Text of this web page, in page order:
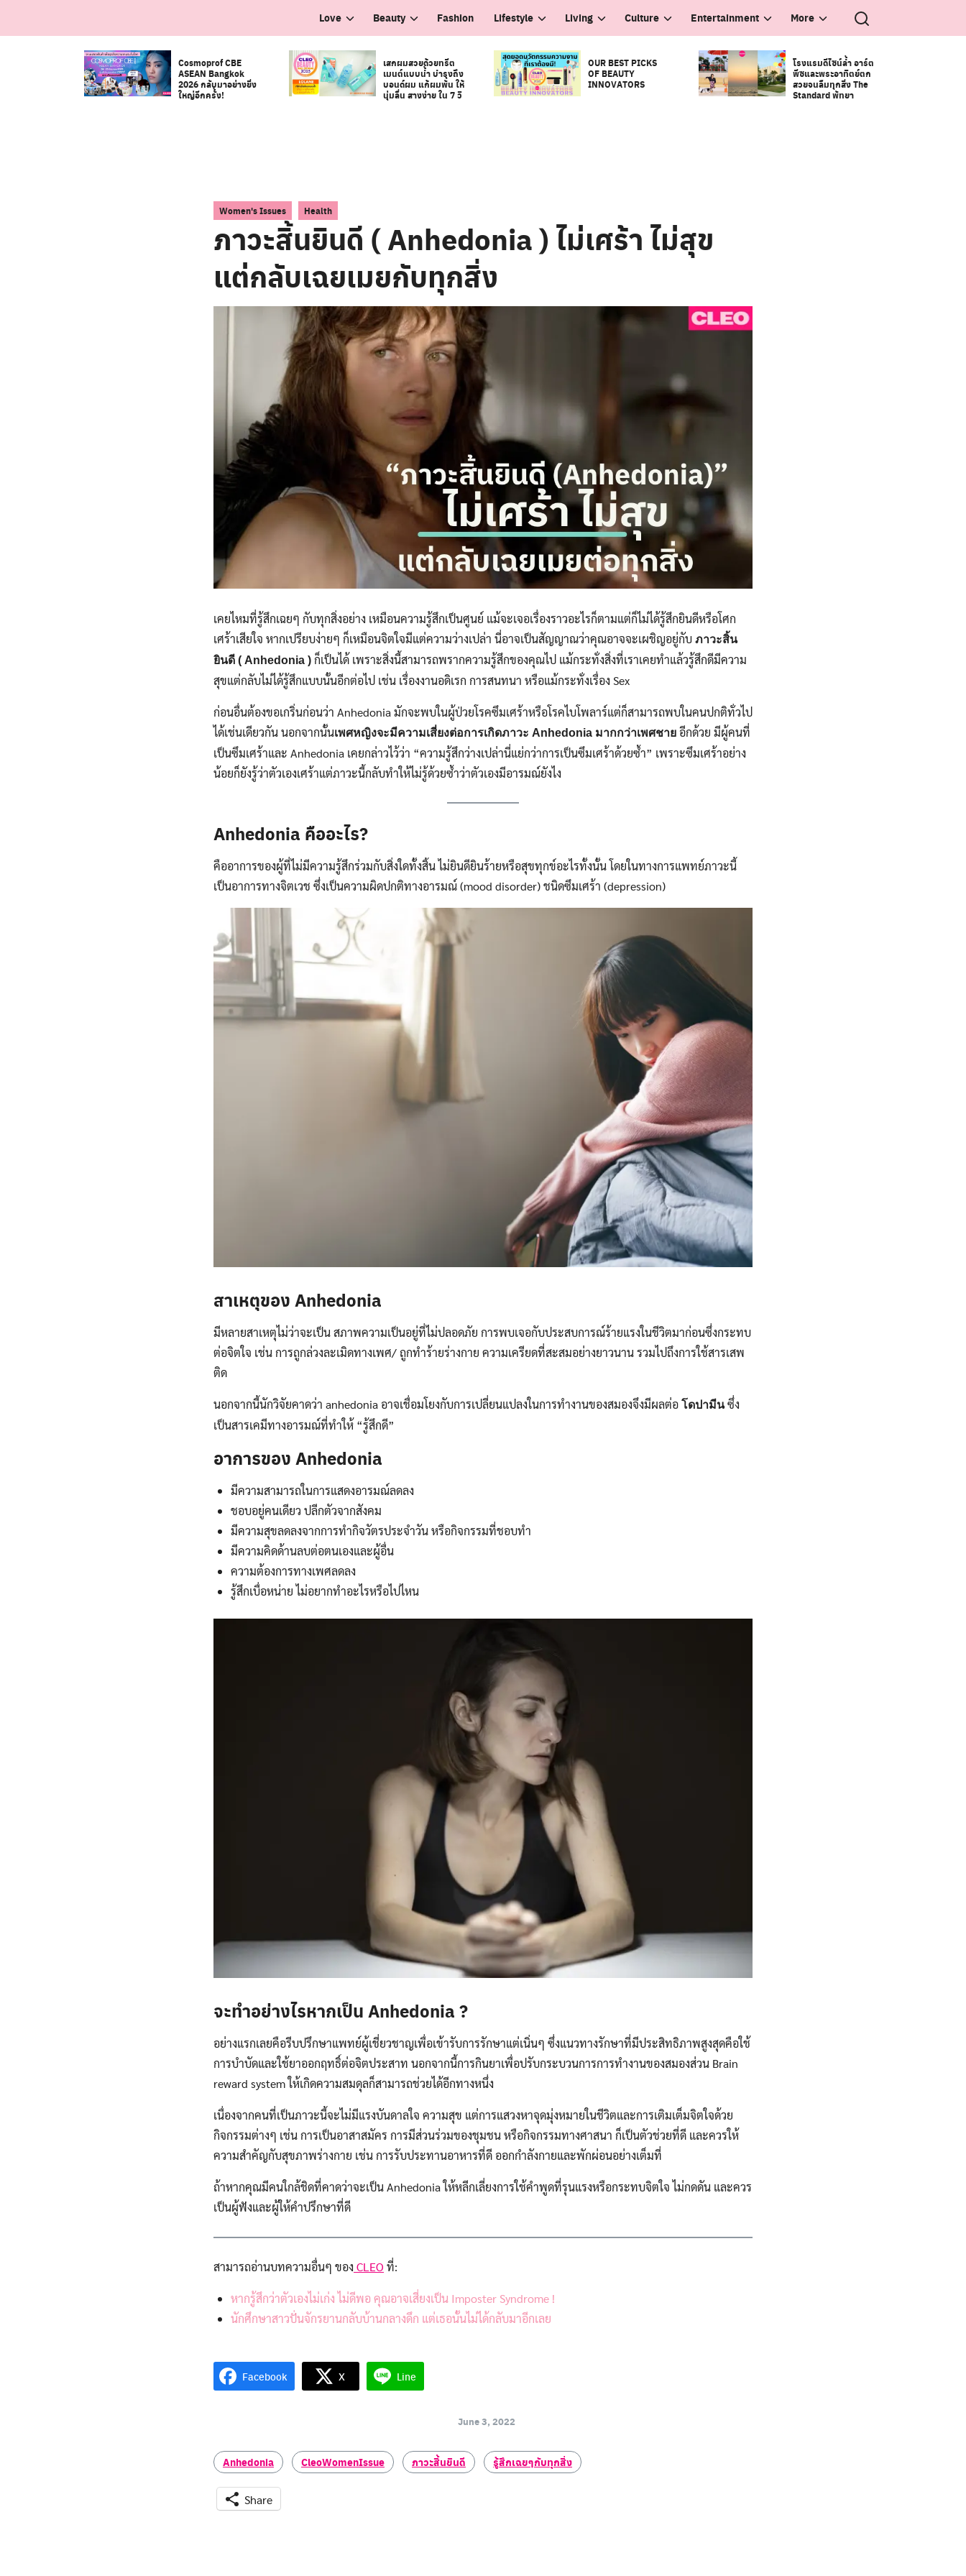
Love Beauty Fashion Lifestyle Living Culture Entertainment More
Search
Cosmoprof CBE
ASEAN Bangkok
2026 กลับมาอย่างยิ่ง
ใหญ่อีกครั้ง!
เสกผมสวยด้วยทรีต
เมนต์แบบน้ำ บำรุงถึง
บอนด์ผม แก้ผมพัน ให้
นุ่มลื่น สางง่าย ใน 7 วิ
OUR BEST PICKS
OF BEAUTY
INNOVATORS
โรงแรมดีไซน์ล้ำ อาร์ต
พีซและพระอาทิตย์ตก
สวยจนลืมทุกสิ่ง The
Standard พัทยา
Women's Issues Health
ภาวะสิ้นยินดี ( Anhedonia ) ไม่เศร้า ไม่สุข
แต่กลับเฉยเมยกับทุกสิ่ง
เคยไหมที่รู้สึกเฉยๆ กับทุกสิ่งอย่าง เหมือนความรู้สึกเป็นศูนย์ แม้จะเจอเรื่องราวอะไรก็ตามแต่ก็ไม่ได้รู้สึกยินดีหรือโศก
เศร้าเสียใจ หากเปรียบง่ายๆ ก็เหมือนจิตใจมีแต่ความว่างเปล่า นี่อาจเป็นสัญญาณว่าคุณอาจจะเผชิญอยู่กับ ภาวะสิ้น
ยินดี ( Anhedonia ) ก็เป็นได้ เพราะสิ่งนี้สามารถพรากความรู้สึกของคุณไป แม้กระทั่งสิ่งที่เราเคยทำแล้วรู้สึกดีมีความ
สุขแต่กลับไม่ได้รู้สึกแบบนั้นอีกต่อไป เช่น เรื่องงานอดิเรก การสนทนา หรือแม้กระทั่งเรื่อง Sex
ก่อนอื่นต้องขอเกริ่นก่อนว่า Anhedonia มักจะพบในผู้ป่วยโรคซึมเศร้าหรือโรคไบโพลาร์แต่ก็สามารถพบในคนปกติทั่วไป
ได้เช่นเดียวกัน นอกจากนั้นเพศหญิงจะมีความเสี่ยงต่อการเกิดภาวะ Anhedonia มากกว่าเพศชาย อีกด้วย มีผู้คนที่
เป็นซึมเศร้าและ Anhedonia เคยกล่าวไว้ว่า “ความรู้สึกว่างเปล่านี่แย่กว่าการเป็นซึมเศร้าด้วยซ้ำ” เพราะซึมเศร้าอย่าง
น้อยก็ยังรู้ว่าตัวเองเศร้าแต่ภาวะนี้กลับทำให้ไม่รู้ด้วยซ้ำว่าตัวเองมีอารมณ์ยังไง
Anhedonia คืออะไร?
คืออาการของผู้ที่ไม่มีความรู้สึกร่วมกับสิ่งใดทั้งสิ้น ไม่ยินดียินร้ายหรือสุขทุกข์อะไรทั้งนั้น โดยในทางการแพทย์ภาวะนี้
เป็นอาการทางจิตเวช ซึ่งเป็นความผิดปกติทางอารมณ์ (mood disorder) ชนิดซึมเศร้า (depression)
สาเหตุของ Anhedonia
มีหลายสาเหตุไม่ว่าจะเป็น สภาพความเป็นอยู่ที่ไม่ปลอดภัย การพบเจอกับประสบการณ์ร้ายแรงในชีวิตมาก่อนซึ่งกระทบ
ต่อจิตใจ เช่น การถูกล่วงละเมิดทางเพศ/ ถูกทำร้ายร่างกาย ความเครียดที่สะสมอย่างยาวนาน รวมไปถึงการใช้สารเสพ
ติด
นอกจากนี้นักวิจัยคาดว่า anhedonia อาจเชื่อมโยงกับการเปลี่ยนแปลงในการทำงานของสมองจึงมีผลต่อ โดปามีนซึ่ง
เป็นสารเคมีทางอารมณ์ที่ทำให้ “รู้สึกดี”
อาการของ Anhedonia
มีความสามารถในการแสดงอารมณ์ลดลง
ชอบอยู่คนเดียว ปลีกตัวจากสังคม
มีความสุขลดลงจากการทำกิจวัตรประจำวัน หรือกิจกรรมที่ชอบทำ
มีความคิดด้านลบต่อตนเองและผู้อื่น
ความต้องการทางเพศลดลง
รู้สึกเบื่อหน่าย ไม่อยากทำอะไรหรือไปไหน
จะทำอย่างไรหากเป็น Anhedonia ?
อย่างแรกเลยคือรีบปรึกษาแพทย์ผู้เชี่ยวชาญเพื่อเข้ารับการรักษาแต่เนิ่นๆ ซึ่งแนวทางรักษาที่มีประสิทธิภาพสูงสุดคือใช้
การบำบัดและใช้ยาออกฤทธิ์ต่อจิตประสาท นอกจากนี้การกินยาเพื่อปรับกระบวนการการทำงานของสมองส่วน Brain
reward system ให้เกิดความสมดุลก็สามารถช่วยได้อีกทางหนึ่ง
เนื่องจากคนที่เป็นภาวะนี้จะไม่มีแรงบันดาลใจ ความสุข แต่การแสวงหาจุดมุ่งหมายในชีวิตและการเติมเต็มจิตใจด้วย
กิจกรรมต่างๆ เช่น การเป็นอาสาสมัคร การมีส่วนร่วมของชุมชน หรือกิจกรรมทางศาสนา ก็เป็นตัวช่วยที่ดี และควรให้
ความสำคัญกับสุขภาพร่างกาย เช่น การรับประทานอาหารที่ดี ออกกำลังกายและพักผ่อนอย่างเต็มที่
ถ้าหากคุณมีคนใกล้ชิดที่คาดว่าจะเป็น Anhedonia ให้หลีกเลี่ยงการใช้คำพูดที่รุนแรงหรือกระทบจิตใจ ไม่กดดัน และควร
เป็นผู้ฟังและผู้ให้คำปรึกษาที่ดี
สามารถอ่านบทความอื่นๆ ของ CLEO ที่:
หากรู้สึกว่าตัวเองไม่เก่ง ไม่ดีพอ คุณอาจเสี่ยงเป็น Imposter Syndrome !
นักศึกษาสาวปั่นจักรยานกลับบ้านกลางดึก แต่เธอนั้นไม่ได้กลับมาอีกเลย
Facebook X Line
June 3, 2022
Anhedonia CleoWomenIssue ภาวะสิ้นยินดี รู้สึกเฉยๆกับทุกสิ่ง
Share